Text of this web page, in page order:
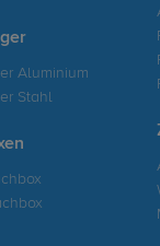
Aluminium
Stahl